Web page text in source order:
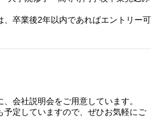
卒業後2年以内であればエントリー可
会社説明会をご用意しています。
予定していますので、ぜひお気軽にご